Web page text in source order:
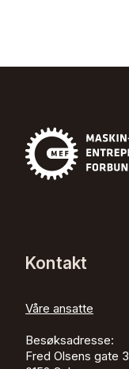
Kontakt
Våre ansatte
Besøksadresse:
Fred Olsens gate 3